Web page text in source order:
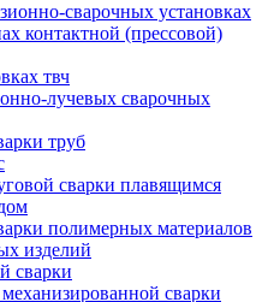
сварочных установках
контактной (прессовой)
твч
лучевых сварочных
труб
сварки плавящимся
полимерных материалов
изделий
сварки
сварки